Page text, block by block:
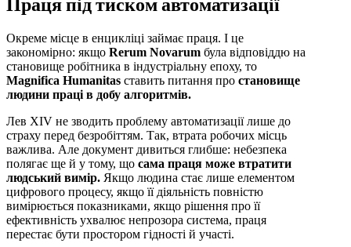
Окреме місце в енцикліці займає праця. І це
закономірно: якщо Rerum Novarum була відповіддю на
становище робітника в індустріальну епоху, то
Magnifica Humanitas ставить питання про становище
людини праці в добу алгоритмів.
Лев XIV не зводить проблему автоматизації лише до
страху перед безробіттям. Так, втрата робочих місць
важлива. Але документ дивиться глибше: небезпека
полягає ще й у тому, що сама праця може втратити
людський вимір. Якщо людина стає лише елементом
цифрового процесу, якщо її діяльність повністю
вимірюється показниками, якщо рішення про її
ефективність ухвалює непрозора система, праця
перестає бути простором гідності й участі.